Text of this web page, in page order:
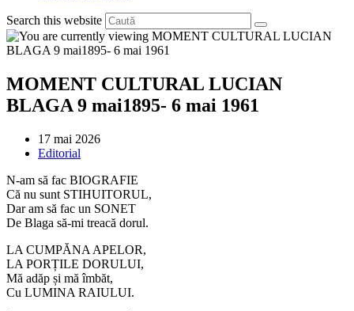
Search this website
MOMENT CULTURAL LUCIAN
BLAGA 9 mai1895- 6 mai 1961
Post
published:
17 mai 2026
Post
Editorial
N-am să fac BIOGRAFIE
Că nu sunt STIHUITORUL,
Dar am să fac un SONET
De Blaga să-mi treacă dorul.
LA CUMPĂNA APELOR,
LA PORȚILE DORULUI,
Mă adăp și mă îmbăt,
Cu LUMINA RAIULUI.